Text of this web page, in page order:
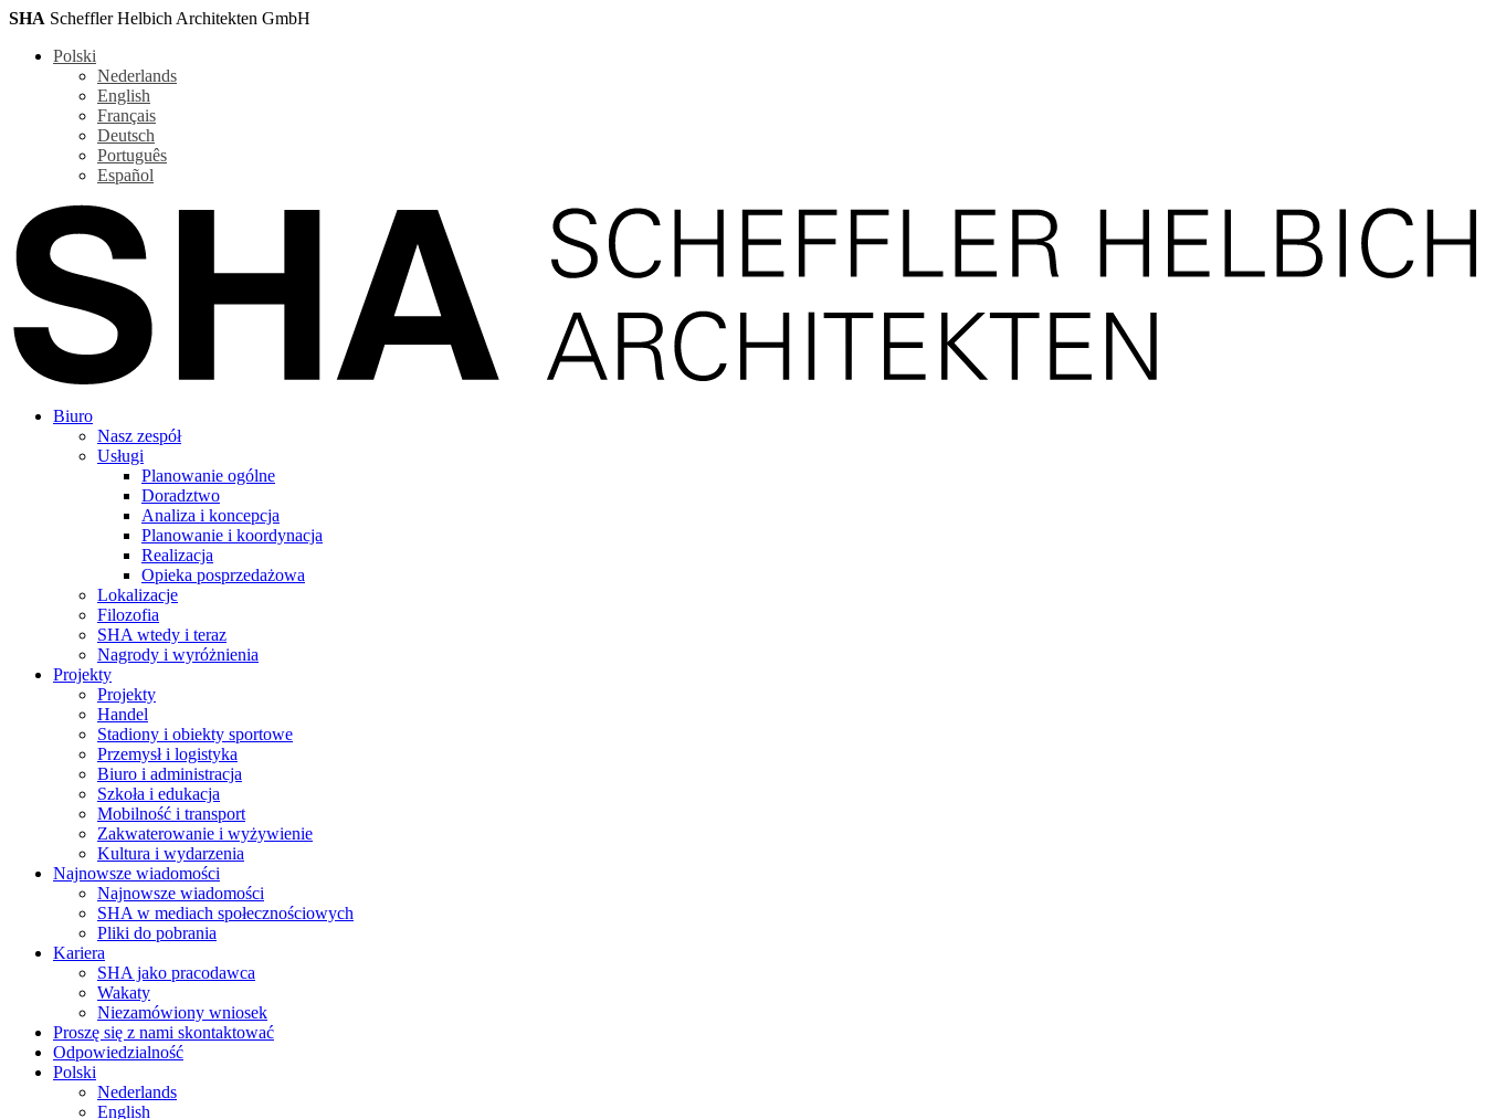
SHA Scheffler Helbich Architekten GmbH
Polski
Nederlands
English
Français
Deutsch
Português
Español
Biuro
Nasz zespół
Usługi
Planowanie ogólne
Doradztwo
Analiza i koncepcja
Planowanie i koordynacja
Realizacja
Opieka posprzedażowa
Lokalizacje
Filozofia
SHA wtedy i teraz
Nagrody i wyróżnienia
Projekty
Projekty
Handel
Stadiony i obiekty sportowe
Przemysł i logistyka
Biuro i administracja
Szkoła i edukacja
Mobilność i transport
Zakwaterowanie i wyżywienie
Kultura i wydarzenia
Najnowsze wiadomości
Najnowsze wiadomości
SHA w mediach społecznościowych
Pliki do pobrania
Kariera
SHA jako pracodawca
Wakaty
Niezamówiony wniosek
Proszę się z nami skontaktować
Odpowiedzialność
Polski
Nederlands
English